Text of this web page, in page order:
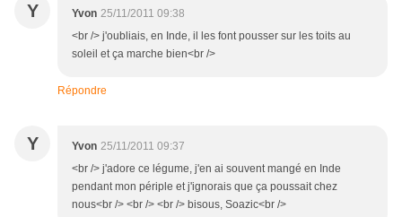
Y Yvon 25/11/2011 09:38
<br /> j'oubliais, en Inde, il les font pousser sur les toits au
soleil et ça marche bien<br />
Répondre
Y Yvon 25/11/2011 09:37
<br /> j'adore ce légume, j'en ai souvent mangé en Inde
pendant mon périple et j'ignorais que ça poussait chez
nous<br /> <br /> <br /> bisous, Soazic<br />